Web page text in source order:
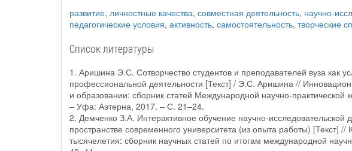
развитие, личностные качества, совместная деятельность, научно-
педагогические условия, активность, самостоятельность, творческие
Список литературы
1. Аришина Э.С. Сотворчество студентов и преподавателей вуза как
профессиональной деятельности [Текст] / Э.С. Аришина //
и образовании: сборник статей Международной научно-
– Уфа: Аэтерна, 2017. – С. 21–24.
2. Демченко З.А. Интерактивное обучение научно-исследовательской
пространстве современного университета (из опыта работы) [Текст] //
тысячелетия: сборник научных статей по итогам международной